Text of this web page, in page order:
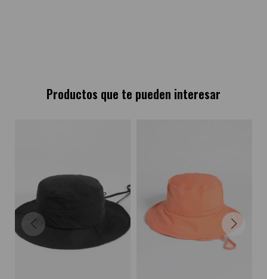
Productos que te pueden interesar